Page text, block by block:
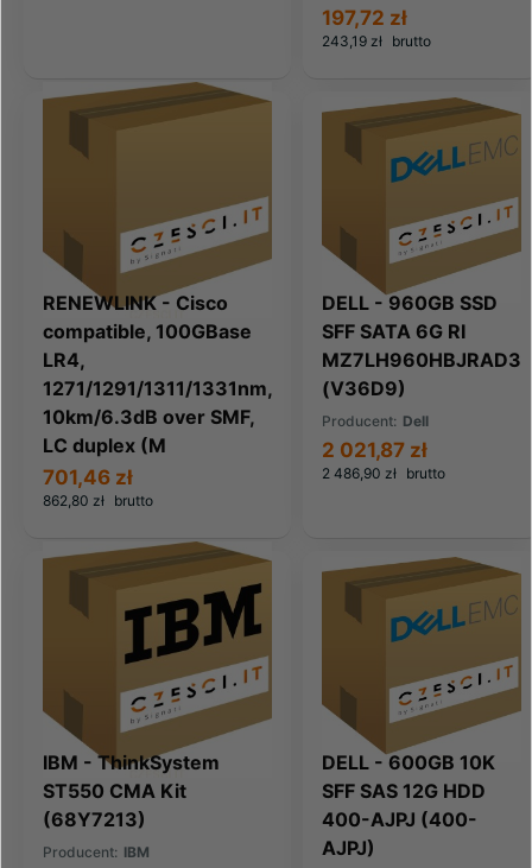
243,19 zł brutto
197,72 zł
RENEWLINK - Cisco
compatible, 100GBase
LR4,
1271/1291/1311/1331nm,
10km/6.3dB over SMF,
LC duplex (M
862,80 zł brutto
701,46 zł
DELL - 960GB SSD
SFF SATA 6G RI
MZ7LH960HBJRAD3
(V36D9)
Producent: Dell
2 486,90 zł brutto
2 021,87 zł
IBM - ThinkSystem
ST550 CMA Kit
(68Y7213)
Producent: IBM
DELL - 600GB 10K
SFF SAS 12G HDD
400-AJPJ (400-
AJPJ)